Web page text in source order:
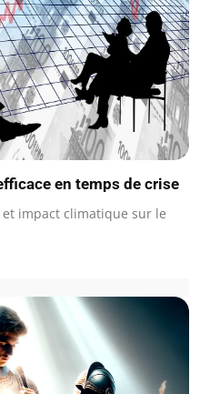
en temps de crise
et impact climatique sur le